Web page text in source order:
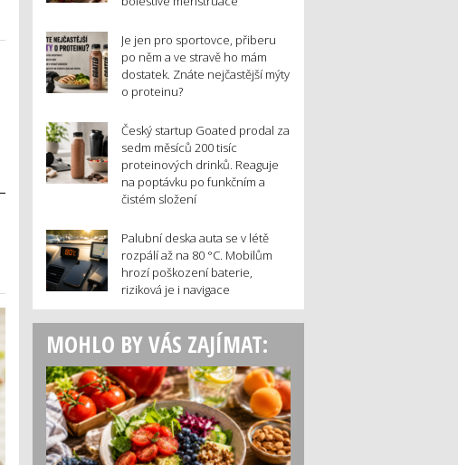
Je jen pro sportovce, přiberu
po něm a ve stravě ho mám
dostatek. Znáte nejčastější mýty
o proteinu?
Český startup Goated prodal za
sedm měsíců 200 tisíc
proteinových drinků. Reaguje
na poptávku po funkčním a
čistém složení
Palubní deska auta se v létě
rozpálí až na 80 °C. Mobilům
hrozí poškození baterie,
riziková je i navigace
MOHLO BY VÁS ZAJÍMAT: